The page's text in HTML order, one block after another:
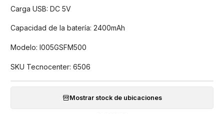
Carga USB: DC 5V
Capacidad de la batería: 2400mAh
Modelo: I005GSFM500
SKU Tecnocenter: 6506
Mostrar stock de ubicaciones